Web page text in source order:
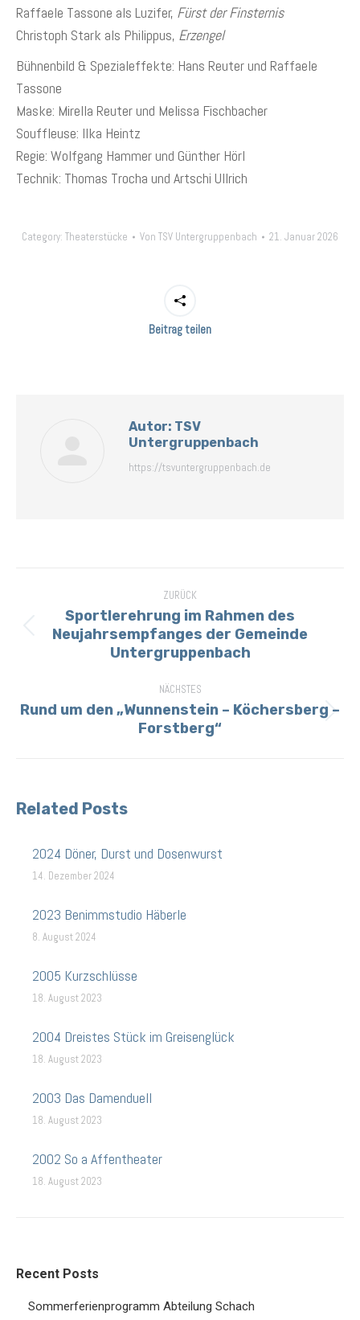
Raffaele Tassone als Luzifer, Fürst der Finsternis
Christoph Stark als Philippus, Erzengel
Bühnenbild & Spezialeffekte: Hans Reuter und Raffaele
Tassone
Maske: Mirella Reuter und Melissa Fischbacher
Souffleuse: Ilka Heintz
Regie: Wolfgang Hammer und Günther Hörl
Technik: Thomas Trocha und Artschi Ullrich
Category: Theaterstücke Von TSV Untergruppenbach 21. Januar 2026
Beitrag teilen
Autor: TSV
Untergruppenbach
https://tsvuntergruppenbach.de
ZURÜCK
Vorheriger
Beitrag:
Sportlerehrung im Rahmen des
Neujahrsempfanges der Gemeinde
Untergruppenbach
NÄCHSTES
Nächster
Beitrag:
Rund um den „Wunnenstein – Köchersberg –
Forstberg“
Related Posts
2024 Döner, Durst und Dosenwurst
14. Dezember 2024
2023 Benimmstudio Häberle
8. August 2024
2005 Kurzschlüsse
18. August 2023
2004 Dreistes Stück im Greisenglück
18. August 2023
2003 Das Damenduell
18. August 2023
2002 So a Affentheater
18. August 2023
Recent Posts
Sommerferienprogramm Abteilung Schach